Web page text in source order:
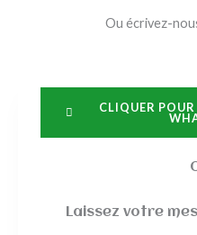
Ou écrivez-
CLIQUER
Laissez votre